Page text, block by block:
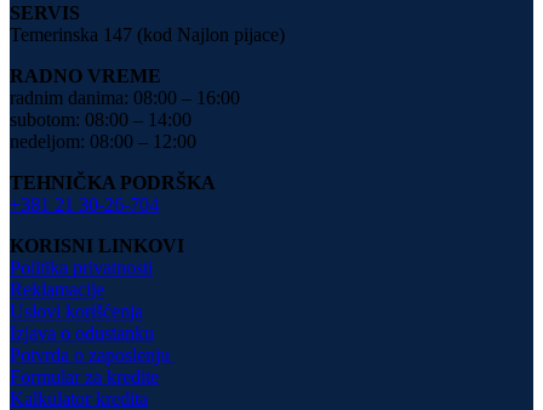
SERVIS
Temerinska 147 (kod Najlon pijace)
RADNO VREME
radnim danima: 08:00 – 16:00
subotom: 08:00 – 14:00
nedeljom: 08:00 – 12:00
TEHNIČKA PODRŠKA
+381 21 30-26-704
KORISNI LINKOVI
Politika privatnosti
Reklamacije
Uslovi korišćenja
Izjava o odustanku
Potvrda o zaposlenju
Formular za kredite
Kalkulator kredita